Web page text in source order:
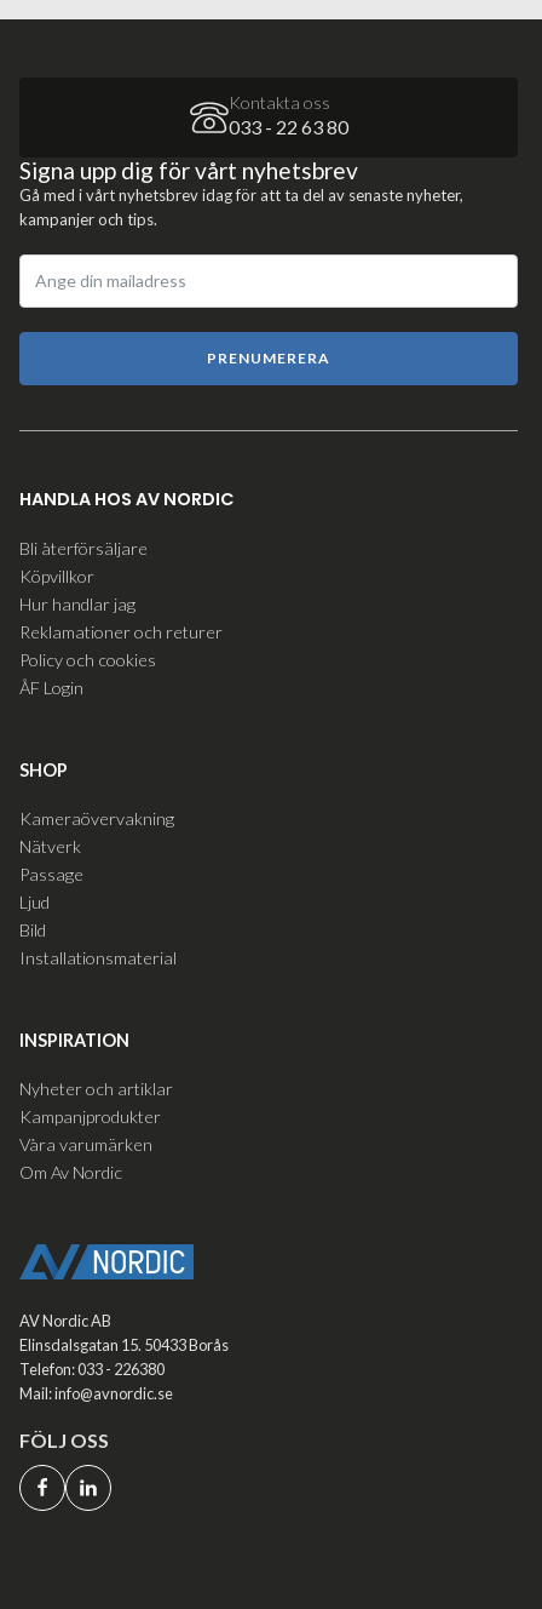
Kontakta oss
033 - 22 63 80
Signa upp dig för vårt nyhetsbrev
Gå med i vårt nyhetsbrev idag för att ta del av senaste nyheter,
kampanjer och tips.
PRENUMERERA
AV Nordic AB
Elinsdalsgatan 15. 50433 Borås
Telefon: 033 - 226380
Mail: info@avnordic.se
FÖLJ OSS
HANDLA HOS AV NORDIC
Bli återförsäljare
Köpvillkor
Hur handlar jag
Reklamationer och returer
Policy och cookies
ÅF Login
SHOP
Kameraövervakning
Nätverk
Passage
Ljud
Bild
Installationsmaterial
INSPIRATION
Nyheter och artiklar
Kampanjprodukter
Våra varumärken
Om Av Nordic